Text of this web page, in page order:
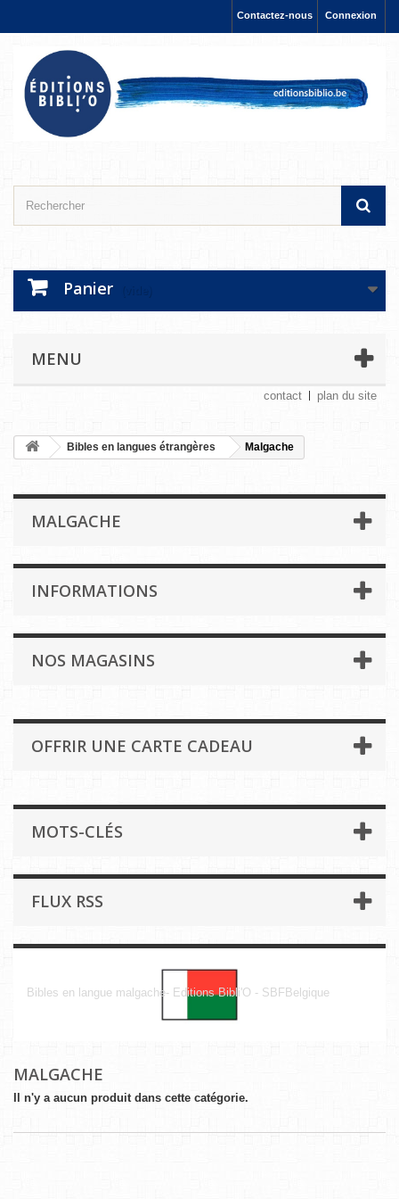
Connexion
Contactez-nous
Panier
MENU
contact plan du site
Bibles en langues étrangères Malgache
MALGACHE
INFORMATIONS
NOS MAGASINS
OFFRIR UNE CARTE CADEAU
MOTS-CLÉS
FLUX RSS
Bibles en langue malgache- Editions Bibli'O - SBFBelgique
MALGACHE
Il n'y a aucun produit dans cette catégorie.